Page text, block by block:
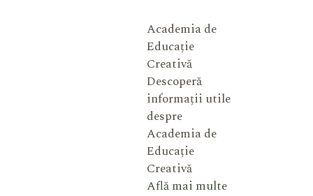
Academia de
Educație
Creativă
Descoperă
informații utile
despre
Academia de
Educație
Creativă
Află mai multe